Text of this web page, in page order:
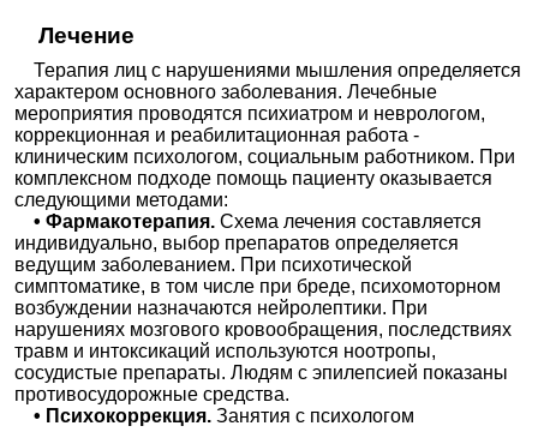
Лечение
Терапия лиц с нарушениями мышления определяется
характером основного заболевания. Лечебные
мероприятия проводятся психиатром и неврологом,
коррекционная и реабилитационная работа -
клиническим психологом, социальным работником. При
комплексном подходе помощь пациенту оказывается
следующими методами:
• Фармакотерапия.Схема лечения составляется
индивидуально, выбор препаратов определяется
ведущим заболеванием. При психотической
симптоматике, в том числе при бреде, психомоторном
возбуждении назначаются нейролептики. При
нарушениях мозгового кровообращения, последствиях
травм и интоксикаций используются ноотропы,
сосудистые препараты. Людям с эпилепсией показаны
противосудорожные средства.
• Психокоррекция.Занятия с психологом